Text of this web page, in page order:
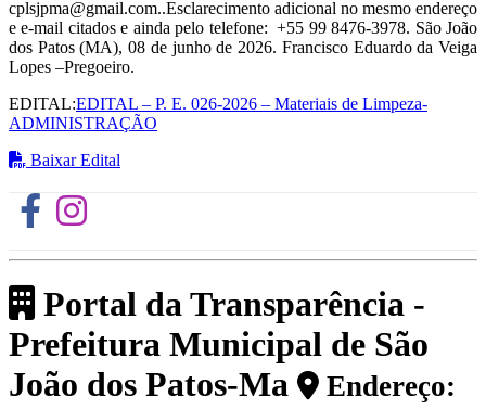
cplsjpma@gmail.com..Esclarecimento adicional no mesmo endereço
e e-mail citados e ainda pelo telefone: +55 99 8476-3978. São João
dos Patos (MA), 08 de junho de 2026. Francisco Eduardo da Veiga
Lopes –Pregoeiro.
EDITAL:EDITAL – P. E. 026-2026 – Materiais de Limpeza-
ADMINISTRAÇÃO
Baixar Edital
Portal da Transparência -
Prefeitura Municipal de São
João dos Patos-Ma
Endereço: